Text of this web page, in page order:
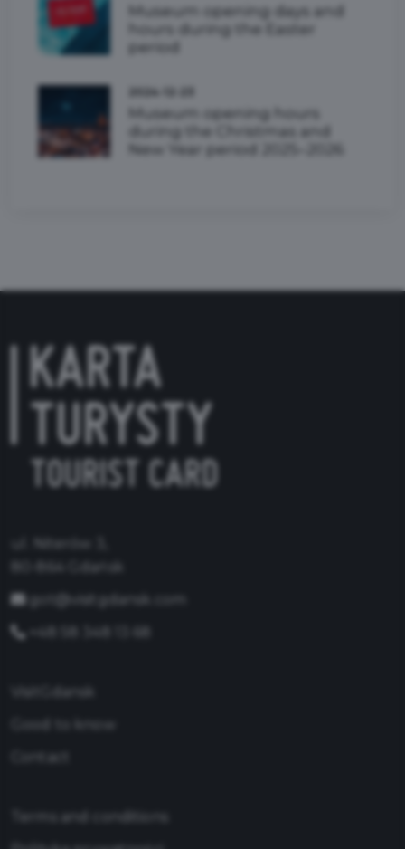
Museum opening days and
hours during the Easter
period
2024-12-23
Museum opening hours
during the Christmas and
New Year period 2025–2026
80-864 Gdańsk
got@visitgdansk.com
+48 58 348 13 68
VisitGdansk
Contact
Terms and conditions